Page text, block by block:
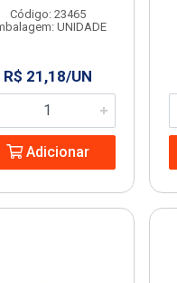
Código: 23465
UNIDADE
R$ 21,18/UN
Adicionar